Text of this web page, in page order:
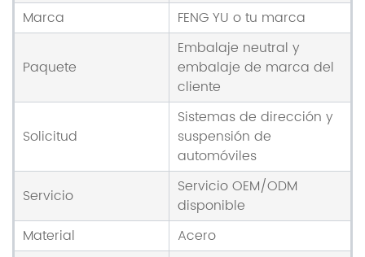
Marca
FENG YU o tu marca
Paquete
Embalaje neutral y
embalaje de marca del
cliente
Solicitud
Sistemas de dirección y
suspensión de
automóviles
Servicio
Servicio OEM/ODM
disponible
Material
Acero